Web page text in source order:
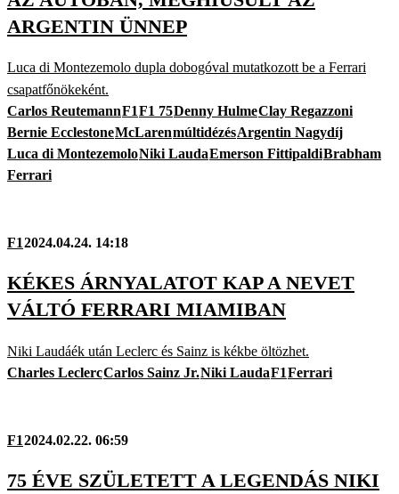
ARGENTIN ÜNNEP
Luca di Montezemolo dupla dobogóval mutatkozott be a Ferrari
csapatfőnökeként.
Carlos ReutemannF1F1 75Denny HulmeClay Regazzoni
Bernie EcclestoneMcLarenmúltidézésArgentin Nagydíj
Luca di MontezemoloNiki LaudaEmerson FittipaldiBrabham
Ferrari
F12024.04.24. 14:18
KÉKES ÁRNYALATOT KAP A NEVET
VÁLTÓ FERRARI MIAMIBAN
Niki Laudáék után Leclerc és Sainz is kékbe öltözhet.
Charles LeclercCarlos Sainz Jr.Niki LaudaF1Ferrari
F12024.02.22. 06:59
75 ÉVE SZÜLETETT A LEGENDÁS NIKI